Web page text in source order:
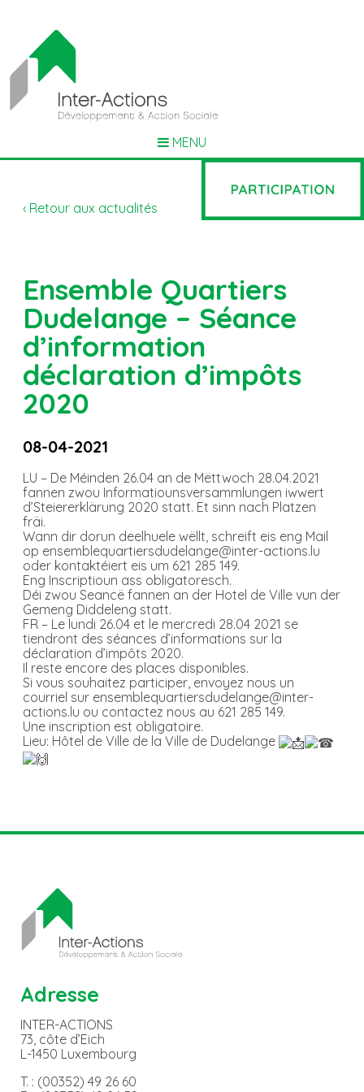
MENU
‹ Retour aux actualités
Ensemble Quartiers
Dudelange – Séance
d’information
déclaration d’impôts
2020
08-04-2021
LU – De Méinden 26.04 an de Mëttwoch 28.04.2021
fannen zwou Informatiounsversammlungen iwwert
d’Steiererklärung 2020 statt. Et sinn nach Platzen
fräi.
Wann dir dorun deelhuele wëllt, schreift eis eng Mail
op ensemblequartiersdudelange@inter-actions.lu
oder kontaktéiert eis um 621 285 149.
Eng Inscriptioun ass obligatoresch.
Déi zwou Seancë fannen an der Hotel de Ville vun der
Gemeng Diddeleng statt.
FR – Le lundi 26.04 et le mercredi 28.04 2021 se
tiendront des séances d’informations sur la
déclaration d’impôts 2020.
Il reste encore des places disponibles.
Si vous souhaitez participer, envoyez nous un
courriel sur ensemblequartiersdudelange@inter-
actions.lu ou contactez nous au 621 285 149.
Une inscription est obligatoire.
Lieu: Hôtel de Ville de la Ville de Dudelange
Adresse
INTER-ACTIONS
73, côte d’Eich
L-1450 Luxembourg
T. : (00352) 49 26 60